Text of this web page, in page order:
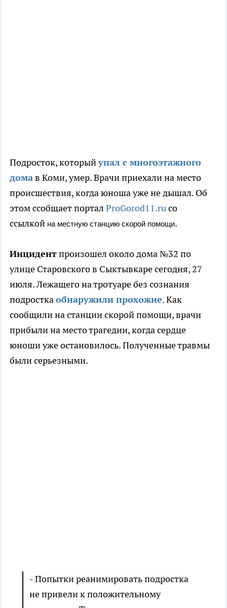
Подросток, которыйупал с многоэтажного
домав Коми, умер. Врачи приехали на место
происшествия, когда юноша уже не дышал. Об
этом ссобщает портал ProGorod11.ruсо
ссылкой на местную станцию скорой помощи.
Инцидентпроизошел около дома №32 по
улице Старовского в Сыктывкаре сегодня, 27
июля. Лежащего на тротуаре без сознания
подросткаобнаружили прохожие. Как
сообщили на станции скорой помощи, врачи
прибыли на место трагедии, когда сердце
юноши уже остановилось. Полученные травмы
были серьезными.
- Попытки реанимировать подростка
не привели к положительному